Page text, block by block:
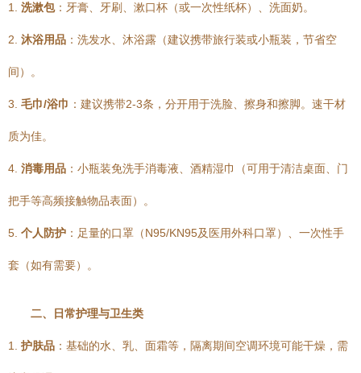
1. 洗漱包：牙膏、牙刷、漱口杯（或一次性纸杯）、洗面奶。
2. 沐浴用品 ：洗发水、沐浴露（建议携带旅行装或小瓶装，节省空
间）。
3. 毛巾/浴巾 ：建议携带2-3条，分开用于洗脸、擦身和擦脚。速干材
质为佳。
4. 消毒用品 ：小瓶装免洗手消毒液、酒精湿巾（可用于清洁桌面、门
把手等高频接触物品表面）。
5. 个人防护 ：足量的口罩（N95/KN95及医用外科口罩）、一次性手
套（如有需要）。
二、日常护理与卫生类
1. 护肤品 ：基础的水、乳、面霜等，隔离期间空调环境可能干燥，需